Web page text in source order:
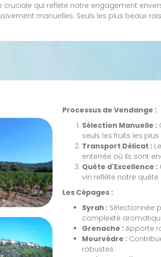
qui reflète notre engagement
manuelles. Seuls les plus beaux
Processus de Vendange :
Sélection Manuelle :
seuls les fruits les
Transport Délicat :
enterrée où ils sont
Quête d'Excellence :
vin reflète notre
Les Cépages :
Syrah : Sélectionnée
complexité
Grenache : Apporte
Mourvèdre :
robustes.